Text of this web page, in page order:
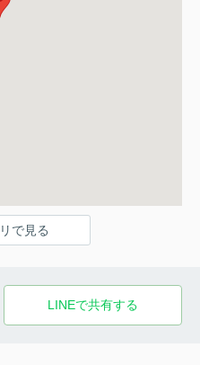
で見る
LINEで共有する